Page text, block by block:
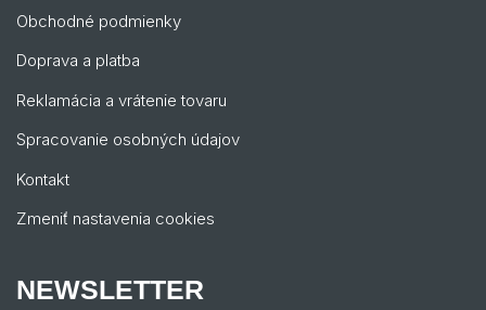
Obchodné podmienky
Doprava a platba
Reklamácia a vrátenie tovaru
Spracovanie osobných údajov
Kontakt
Zmeniť nastavenia cookies
NEWSLETTER